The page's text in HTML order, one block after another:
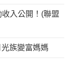
入公開！(聯盟
族變富媽媽